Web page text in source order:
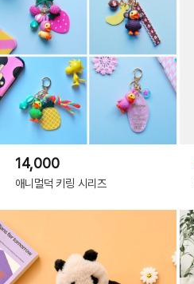
14,000
애니멀덕 키링 시리즈